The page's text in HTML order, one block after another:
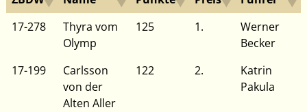
17-278
Thyra vom
Olymp
125 1.
Werner
Becker
17-199
Carlsson
von der
Alten Aller
122 2.
Katrin
Pakula